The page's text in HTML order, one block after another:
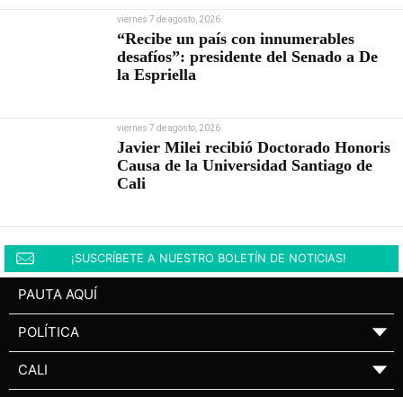
viernes 7 de agosto, 2026
“Recibe un país con innumerables
desafíos”: presidente del Senado a De
la Espriella
viernes 7 de agosto, 2026
Javier Milei recibió Doctorado Honoris
Causa de la Universidad Santiago de
Cali
¡SUSCRÍBETE A NUESTRO BOLETÍN DE NOTICIAS!
PAUTA AQUÍ
POLÍTICA ▼
CALI ▼